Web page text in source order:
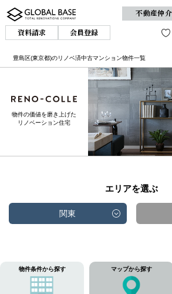
不動産仲
資料請求
会員登録
豊島区(東京都)のリノベ済中古マンション物件一覧
物件の価値を磨き上げた
リノベーション住宅
エリアを選ぶ
関東
物件条件から探す マップから探す